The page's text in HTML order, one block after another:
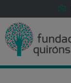
Saltar al contenido
Quirónsalud
al
contenido